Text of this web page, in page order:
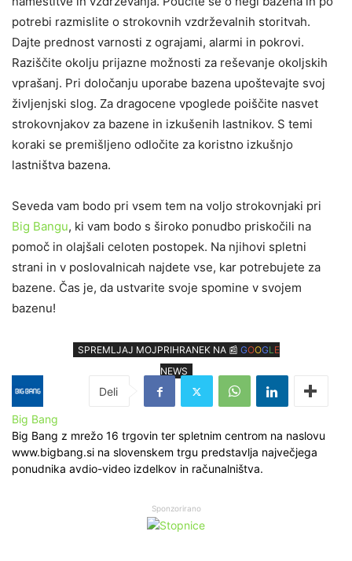
potrebi razmislite o strokovnih vzdrževalnih storitvah.
Dajte prednost varnosti z ograjami, alarmi in pokrovi.
Raziščite okolju prijazne možnosti za reševanje okoljskih
vprašanj. Pri določanju uporabe bazena upoštevajte svoj
življenjski slog. Za dragocene vpoglede poiščite nasvet
strokovnjakov za bazene in izkušenih lastnikov. S temi
koraki se premišljeno odločite za koristno izkušnjo
lastništva bazena.
Seveda vam bodo pri vsem tem na voljo strokovnjaki pri
Big Bangu, ki vam bodo s široko ponudbo priskočili na
pomoč in olajšali celoten postopek. Na njihovi spletni
strani in v poslovalnicah najdete vse, kar potrebujete za
bazene. Čas je, da ustvarite svoje spomine v svojem
bazenu!
SPREMLJAJ MOJPRIHRANEK NA 📰 GOOGLE
NEWS
Big Bang
Big Bang z mrežo 16 trgovin ter spletnim centrom na naslovu
www.bigbang.si na slovenskem trgu predstavlja največjega
ponudnika avdio-video izdelkov in računalništva.
Sponzorirano